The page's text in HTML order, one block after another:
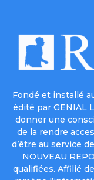
Fondé et installé
édité par GENIAL
donner une
de la rendre
d’être au service
NOUVEAU
qualifiées. Affilié